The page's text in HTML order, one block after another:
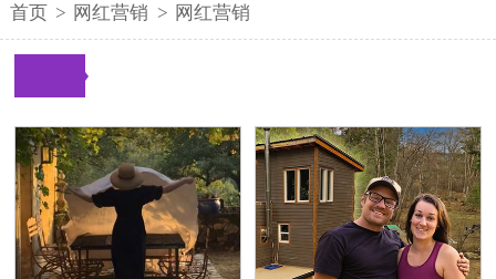
首页 > 网红营销 > 网红营销